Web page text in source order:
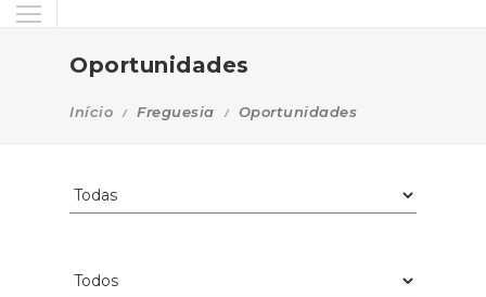
Oportunidades
Início Freguesia Oportunidades